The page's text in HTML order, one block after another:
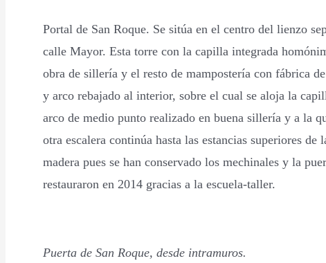
Portal de San Roque. Se sitúa en el centro del lienzo
calle Mayor. Esta torre con la capilla integrada
obra de sillería y el resto de mampostería con fábrica
y arco rebajado al interior, sobre el cual se aloja la
arco de medio punto realizado en buena sillería y a la
otra escalera continúa hasta las estancias superiores
madera pues se han conservado los mechinales y la
restauraron en 2014 gracias a la escuela-taller.
Puerta de San Roque, desde intramuros.